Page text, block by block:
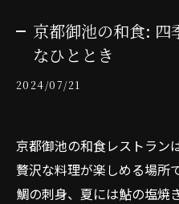
京都御池の和食: 四
なひととき
2024/07/21
京都御池の和食レストラン
贅沢な料理が楽しめる場所
鯛の刺身、夏には鮎の塩焼